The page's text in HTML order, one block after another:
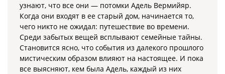
узнают, что все они — потомки Адель Вермийяр.
Когда они входят в ее старый дом, начинается то,
чего никто не ожидал: путешествие во времени.
Среди забытых вещей всплывают семейные тайны.
Становится ясно, что события из далекого прошлого
мистическим образом влияют на настоящее. И пока
все выясняют, кем была Адель, каждый из них